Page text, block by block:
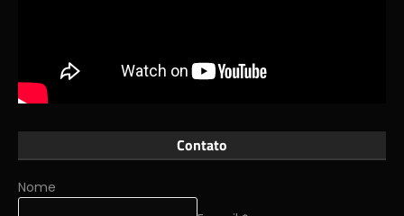
Contato
Nome